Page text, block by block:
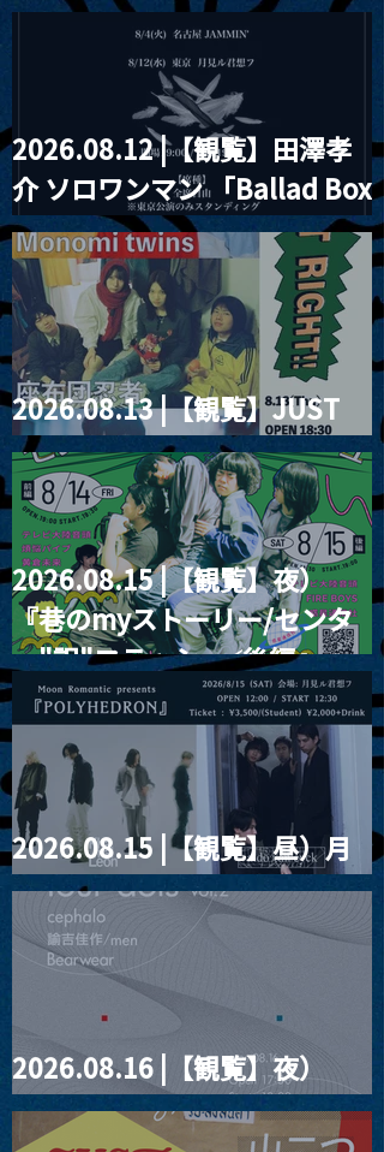
見ル君想フpre. Sugar Shock
2026.08.12 |【観覧】田澤孝
介 ソロワンマン 「Ballad Box
2026」
2026.08.13 |【観覧】JUST
RIGHT!! vol.26
2026.08.15 |【観覧】夜）
『巷のmyストーリー/センタ
ー"訳"フラッシュ⚡️後編』
2026.08.15 |【観覧】昼）月
見ルpre.『POLYHEDRON』
2026.08.16 |【観覧】夜）
four dots vol.2